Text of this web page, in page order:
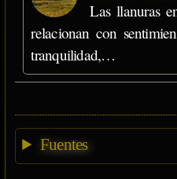
Las llanuras
relacionan con
tranquilidad,…
Fuentes